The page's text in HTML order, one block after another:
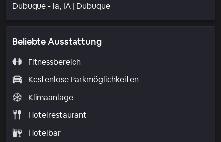
Dubuque - ia, IA | DubuqueWohngebiet
Beliebte Ausstattung
Fitnessbereich
Kostenlose Parkmöglichkeiten
Klimaanlage
Hotelrestaurant
Hotelbar